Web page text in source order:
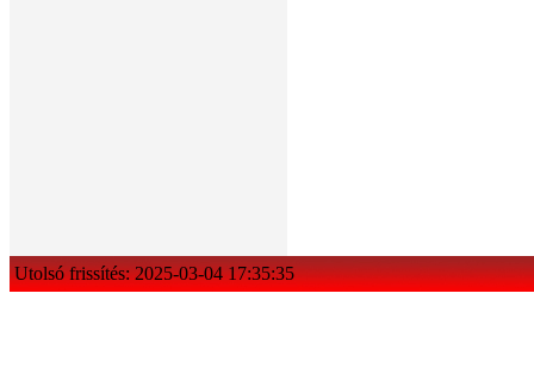
Utolsó frissítés: 2025-03-04 17:35:35